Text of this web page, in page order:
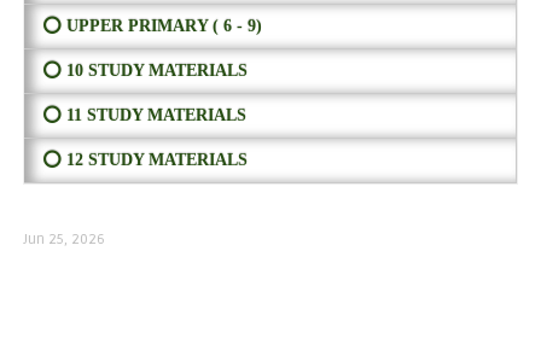
⭕ UPPER PRIMARY ( 6 - 9)
⭕ 10 STUDY MATERIALS
⭕ 11 STUDY MATERIALS
⭕ 12 STUDY MATERIALS
Jun 25, 2026